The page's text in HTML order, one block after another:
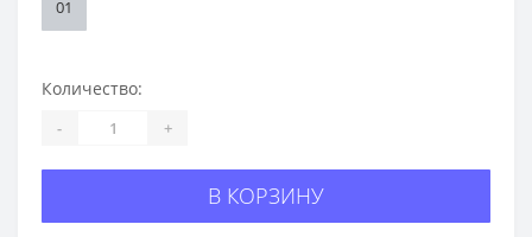
01
Количество:
- +
В КОРЗИНУ